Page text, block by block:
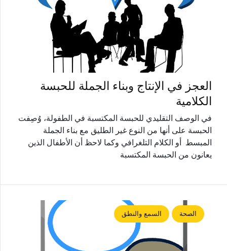
العجز في الإنتاج وبناء الجملة للحبسة
الكلامية
في الوصف التقليدي للحبسة المكتسبة في الطفولة، وُصِفت
الحبسة على أنها من النوع غير الطليق مع بناء الجملة
المبسط أو الكلام التلغرافي وكما لاحظ أن الأطفال الذين
يعانون من الحبسة المكتسبة
الصحة السمع والنطق